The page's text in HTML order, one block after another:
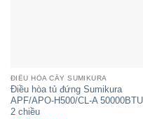
Kích thước dàn lạnh
ĐIỀU HÒA CÂY SUMIKURA
Điều hòa tủ đứng Sumikura
APF/APO-H500/CL-A 50000BTU
2 chiều